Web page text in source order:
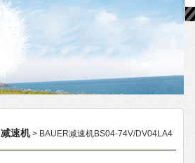
减速机> BAUER减速机BS04-74V/DV04LA4